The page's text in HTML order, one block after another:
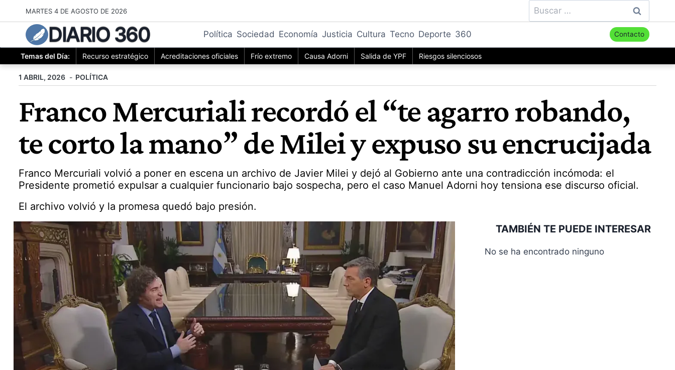
al
contenido
MARTES 4 DE AGOSTO DE 2026 Buscar:
DIARIO 360 Política Sociedad Economía Justicia Cultura Tecno Deporte 360 Contacto
Temas del Día: Recurso estratégico Acreditaciones oficiales Frío extremo Causa Adorni Salida de YPF Riesgos silenciosos
1 ABRIL, 2026 POLÍTICA
Franco Mercuriali recordó el “te agarro robando,
te corto la mano” de Milei y expuso su encrucijada
Franco Mercuriali volvió a poner en escena un archivo de Javier Milei y dejó al Gobierno ante una contradicción incómoda: el
Presidente prometió expulsar a cualquier funcionario bajo sospecha, pero el caso Manuel Adorni hoy tensiona ese discurso oficial.
El archivo volvió y la promesa quedó bajo presión.
TAMBIÉN TE PUEDE INTERESAR
No se ha encontrado ninguno